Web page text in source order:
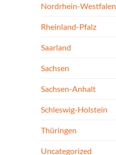
Nordrhein-Westfalen
Rheinland-Pfalz
Saarland
Sachsen
Sachsen-Anhalt
Schleswig-Holstein
Thüringen
Uncategorized